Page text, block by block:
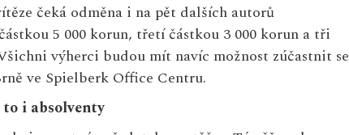
čeká odměna i na pět dalších autorů
5 000 korun, třetí částkou 3 000 korun a tři
výherci budou mít navíc možnost zúčastnit se
ve Spielberk Office Centru.
i absolventy